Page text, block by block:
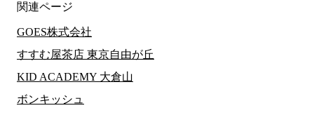
関連ページ
GOES株式会社
すすむ屋茶店 東京自由が丘
KID ACADEMY 大倉山
ボンキッシュ